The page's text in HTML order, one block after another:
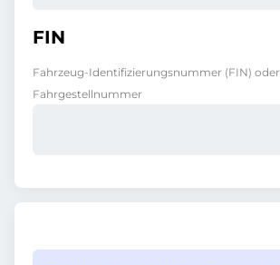
FIN
Fahrzeug-Identifizierungsnummer (FIN) oder
Fahrgestellnummer